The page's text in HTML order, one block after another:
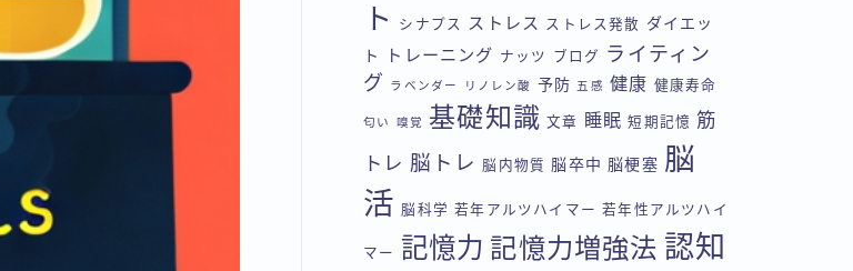
ト
シナプス ストレス ストレス発散 ダイエッ
ト
トレーニング ナッツ ブログ
ライティン
グ
ラベンダー リノレン酸 予防 五感 健康 健康寿命
匂い 嗅覚 基礎知識 文章 睡眠 短期記憶 筋
トレ 脳トレ 脳内物質 脳卒中 脳梗塞 脳
活
脳科学 若年アルツハイマー 若年性アルツハイ
マー 記憶力 記憶力増強法 認知